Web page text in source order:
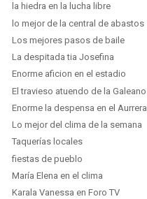
la hiedra en la lucha libre
lo mejor de la central de abastos
Los mejores pasos de baile
La despitada tia Josefina
Enorme aficion en el estadio
El travieso atuendo de la Galeano
Enorme la despensa en el Aurrera
Lo mejor del clima de la semana
Taquerías locales
fiestas de pueblo
María Elena en el clima
Karala Vanessa en Foro TV